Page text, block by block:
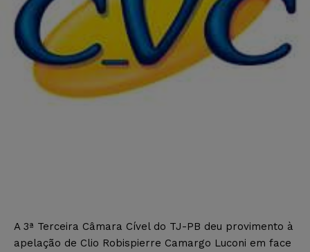
A 3ª Terceira Câmara Cível do TJ-PB deu provimento à
apelação de Clio Robispierre Camargo Luconi em face